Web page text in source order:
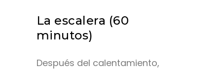
La escalera (60
minutos)
Después del calentamiento,